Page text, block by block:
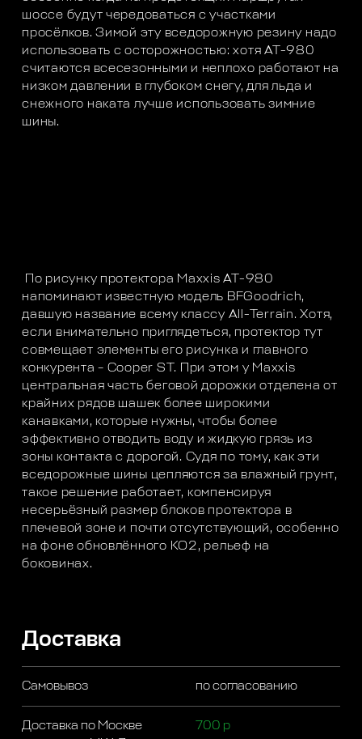
шоссе будут чередоваться с участками
просёлков. Зимой эту вседорожную резину надо
использовать с осторожностью: хотя AT-980
считаются всесезонными и неплохо работают на
низком давлении в глубоком снегу, для льда и
снежного наката лучше использовать зимние
шины.
По рисунку протектора Maxxis AT-980
напоминают известную модель BFGoodrich,
давшую название всему классу All-Terrain. Хотя,
если внимательно приглядеться, протектор тут
совмещает элементы его рисунка и главного
конкурента – Cooper ST. При этом у Maxxis
центральная часть беговой дорожки отделена от
крайних рядов шашек более широкими
канавками, которые нужны, чтобы более
эффективно отводить воду и жидкую грязь из
зоны контакта с дорогой. Судя по тому, как эти
вседорожные шины цепляются за влажный грунт,
такое решение работает, компенсируя
несерьёзный размер блоков протектора в
плечевой зоне и почти отсутствующий, особенно
на фоне обновлённого КО2, рельеф на
боковинах.
Доставка
Самовывоз по согласованию
Доставка по Москве
700 р